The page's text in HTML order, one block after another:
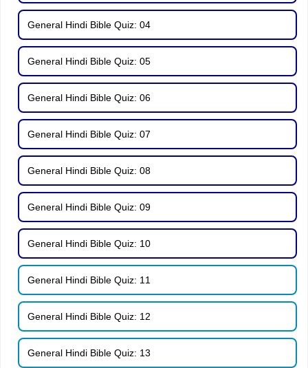
General Hindi Bible Quiz: 04
General Hindi Bible Quiz: 05
General Hindi Bible Quiz: 06
General Hindi Bible Quiz: 07
General Hindi Bible Quiz: 08
General Hindi Bible Quiz: 09
General Hindi Bible Quiz: 10
General Hindi Bible Quiz: 11
General Hindi Bible Quiz: 12
General Hindi Bible Quiz: 13